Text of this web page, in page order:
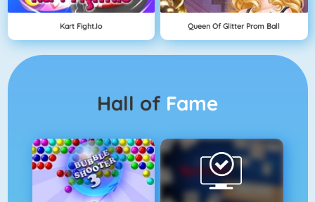
Kart Fight.io Queen Of Glitter Prom Ball
Hall of Fame